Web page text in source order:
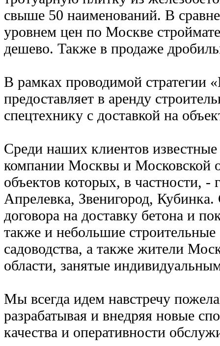
свыше 50 наименований. В
уровнем цен по Москве
дешево. Также в продаже
В рамках проводимой стратегии
предоставляет в аренду
спецтехнику с доставкой на
Среди наших клиентов
компании Москвы и Московской
объектов которых, в частности, -
Апрелевка, Звенигород,
договора на доставку бетона и
также и небольшие строительные
садоводства, а также жители
области, занятые
Мы всегда идем навстречу
разрабатывая и внедряя новые
качества и оперативности